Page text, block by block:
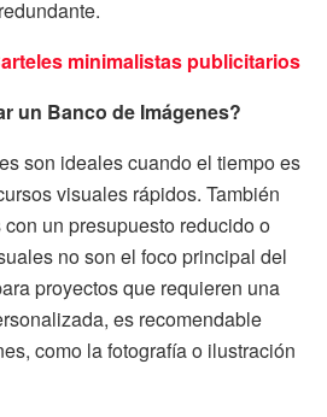
minimalistas publicitarios
un Banco de Imágenes?
son ideales cuando el tiempo es
visuales rápidos. También
un presupuesto reducido o
no son el foco principal del
proyectos que requieren una
es recomendable
como la fotografía o ilustración